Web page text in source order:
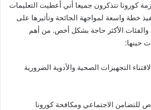
كورونا تتذكرون جميعا أني أعطيت التعليمات
خطة واسعة لمواجهة الجائحة وتأثيرها على
الأكثر حاجة بشكل أخص. من أهم
حينها:
التجهيزات الصحية والأدوية الضرورية
للتضامن الاجتماعي ومكافحة كورونا